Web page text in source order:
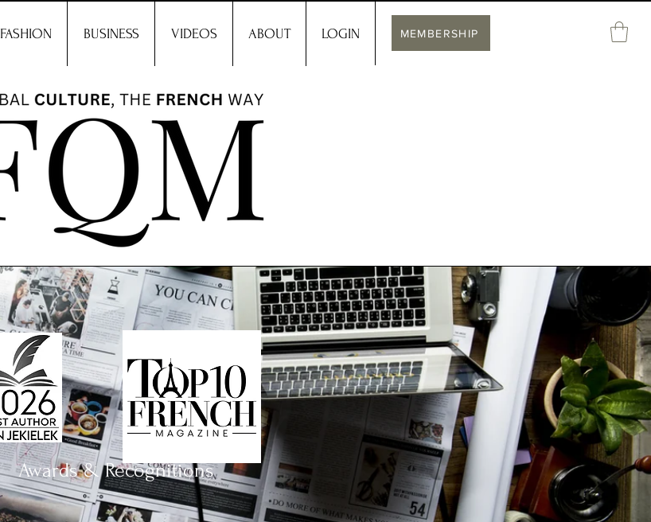
FASHION BUSINESS VIDEOS ABOUT LOGIN MEMBERSHIP
Awards & Recognitions